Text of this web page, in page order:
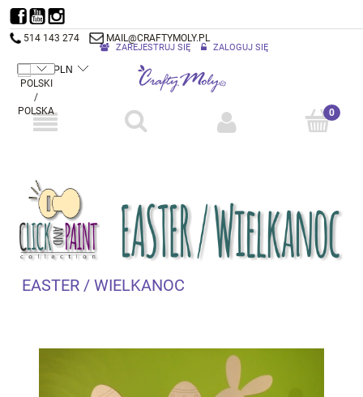
514 143 274 MAIL@CRAFTYMOLY.PL
ZAREJESTRUJ SIĘ ZALOGUJ SIĘ
EASTER / WIELKANOC